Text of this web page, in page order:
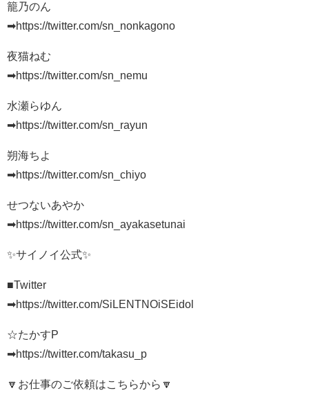
籠乃のん
➡https://twitter.com/sn_nonkagono
夜猫ねむ
➡https://twitter.com/sn_nemu
水瀬らゆん
➡https://twitter.com/sn_rayun
朔海ちよ
➡https://twitter.com/sn_chiyo
せつないあやか
➡https://twitter.com/sn_ayakasetunai
✨サイノイ公式✨
■Twitter
➡https://twitter.com/SiLENTNOiSEidol
☆たかすP
➡https://twitter.com/takasu_p
🔽お仕事のご依頼はこちらから🔽